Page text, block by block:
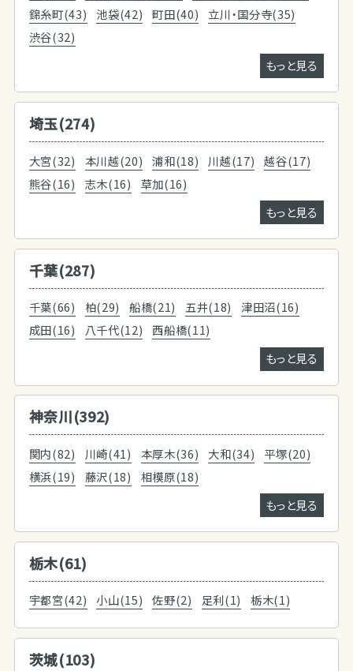
錦糸町(43)
池袋(42) 町田(40)
立川・国分寺(35)
渋谷(32)
もっと見る
埼玉(274)
大宮(32) 本川越(20) 浦和(18) 川越(17)
越谷(17)
熊谷(16)
志木(16)
草加(16)
もっと見る
千葉(287)
千葉(66) 柏(29) 船橋(21) 五井(18)
津田沼(16)
成田(16)
八千代(12)
西船橋(11)
もっと見る
神奈川(392)
関内(82) 川崎(41) 本厚木(36) 大和(34)
平塚(20)
横浜(19)
藤沢(18)
相模原(18)
もっと見る
栃木(61)
宇都宮(42) 小山(15) 佐野(2) 足利(1) 栃木(1)
茨城(103)